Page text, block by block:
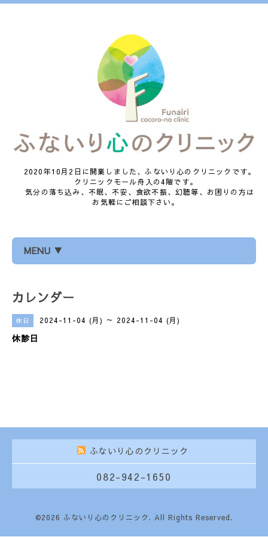
2020年10月2日に開業しました、ふないり心のクリニックです。
クリニックモール舟入の4階です。
気分の落ち込み、不眠、不安、食欲不振、幻聴等、お困りの方は
お気軽にご相談下さい。
MENU ▼
カレンダー
休日 2024-11-04 (月) ～ 2024-11-04 (月)
休診日
ふないり心のクリニック
082-942-1650
©2026 ふないり心のクリニック. All Rights Reserved.